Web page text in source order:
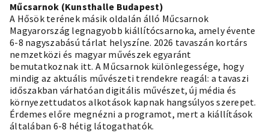
Műcsarnok (Kunsthalle Budapest)
A Hősök terének másik oldalán álló Műcsarnok
Magyarország legnagyobb kiállítócsarnoka, amely évente
6-8 nagyszabású tárlat helyszíne. 2026 tavaszán kortárs
nemzetközi és magyar művészek egyaránt
bemutatkoznak itt. A Műcsarnok különlegessége, hogy
mindig az aktuális művészeti trendekre reagál: a tavaszi
időszakban várhatóan digitális művészet, új média és
környezettudatos alkotások kapnak hangsúlyos szerepet.
Érdemes előre megnézni a programot, mert a kiállítások
általában 6-8 hétig látogathatók.